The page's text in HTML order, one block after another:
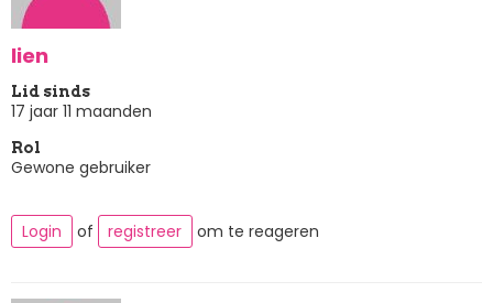
lien
Lid sinds
17 jaar 11 maanden
Rol
Gewone gebruiker
Login of registreer om te reageren